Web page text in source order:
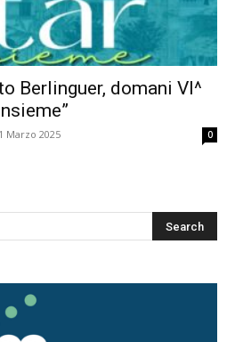
Berlinguer, domani VI^
Marzo 2025 0